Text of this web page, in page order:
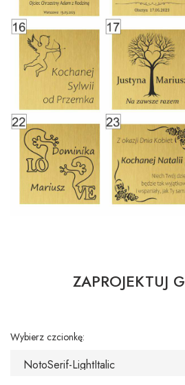
ZAPROJEKTUJ
Wybierz czcionkę: